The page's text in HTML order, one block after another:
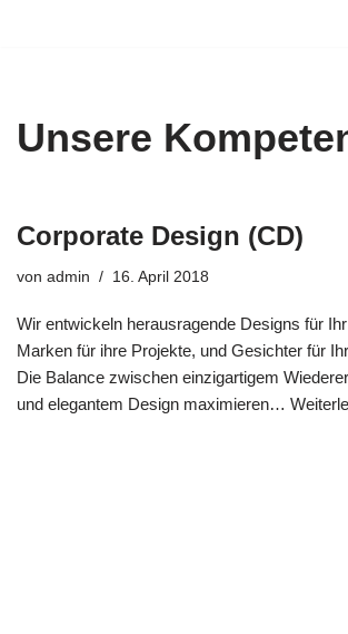
Unsere
Corporate Design (CD)
von admin 16. April 2018
Wir entwickeln herausragende Designs für
Marken für ihre Projekte, und Gesichter für
Die Balance zwischen einzigartigem
und elegantem Design maximieren…